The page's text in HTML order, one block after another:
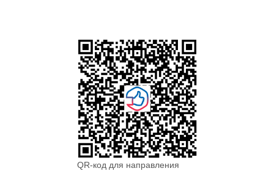
QR-код для направления